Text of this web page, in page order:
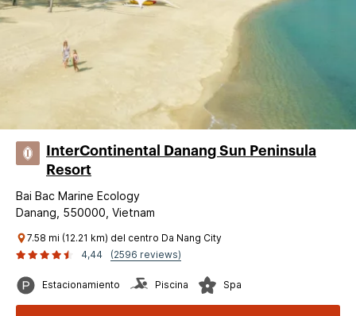
InterContinental Danang Sun Peninsula
Resort
Bai Bac Marine Ecology
Danang, 550000, Vietnam
7.58 mi (12.21 km) del centro Da Nang City
4,44
(2596 reviews)
Estacionamiento Piscina Spa